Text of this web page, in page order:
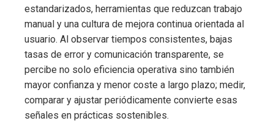
estandarizados, herramientas que reduzcan trabajo
manual y una cultura de mejora continua orientada al
usuario. Al observar tiempos consistentes, bajas
tasas de error y comunicación transparente, se
percibe no solo eficiencia operativa sino también
mayor confianza y menor coste a largo plazo; medir,
comparar y ajustar periódicamente convierte esas
señales en prácticas sostenibles.